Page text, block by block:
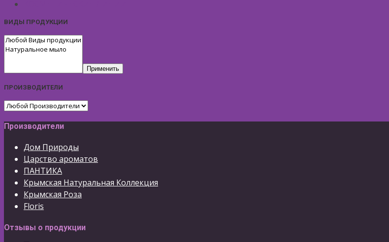
ВИДЫ ПРОДУКЦИИ
Применить
ПРОИЗВОДИТЕЛИ
Производители
Дом Природы
Царство ароматов
ПАНТИКА
Крымская Натуральная Коллекция
Крымская Роза
Floris
Отзывы о продукции